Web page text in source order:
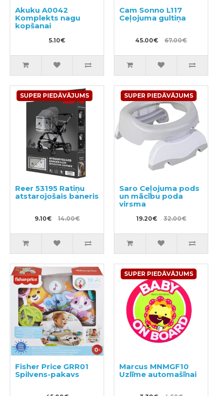
Akuku A0042
Komplekts nagu
kopšanai
5.10€
Cam Sonno L117
Ceļojuma gultiņa
45.00€ 67.00€
SUPER PIEDĀVĀJUMS
Reer 53195 Ratiņu
atstarojošais baneris
9.10€ 14.00€
SUPER PIEDĀVĀJUMS
Saro Ceļojuma pods
un mācību poda
virsma
19.20€ 32.00€
Fisher Price GRR01
Spilvens-pakavs
SUPER PIEDĀVĀJUMS
Marcus MNMGF10
Uzlīme automašīnai